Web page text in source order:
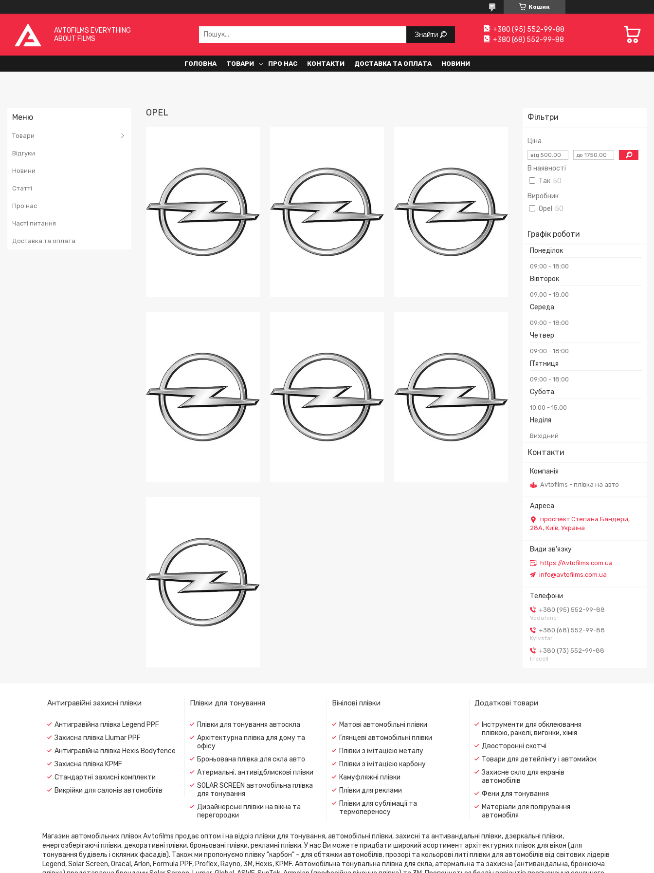
Кошик
AVTOFILMS EVERYTHING
ABOUT FILMS
Знайти
+380 (95) 552-99-88
+380 (68) 552-99-88
ГОЛОВНА ТОВАРИ ПРО НАС КОНТАКТИ ДОСТАВКА ТА ОПЛАТА НОВИНИ
Товари
Відгуки
Новини
Статті
Про нас
Часті питання
Доставка та оплата
Фільтри
Ціна
В наявності
Так 50
Виробник
Opel 50
Графік роботи
Понеділок
09:00 18:00
Вівторок
09:00 18:00
Середа
09:00 18:00
Четвер
09:00 18:00
Пʼятниця
09:00 18:00
Субота
10:00 15:00
Неділя
Вихідний
Контакти
Avtofilms - плівка на авто
проспект Степана Бандери,
28А, Київ, Україна
https://Avtofilms.com.ua
info@avtofilms.com.ua
+380 (95) 552-99-88
Vodafone
+380 (68) 552-99-88
Kyivstar
+380 (73) 552-99-88
lifecell
OPEL
Антигравійні захисні плівки
Антигравійна плівка Legend PPF
Захисна плівка Llumar PPF
Антигравійна плівка Hexis Bodyfence
Захисна плівка KPMF
Стандартні захисні комплекти
Викрійки для салонів автомобілів
Плівки для тонування
Плівки для тонування автоскла
Архітектурна плівка для дому та
офісу
Броньована плівка для скла авто
Атермальні, антивідблискові плівки
SOLAR SCREEN автомобільна плівка
для тонування
Дизайнерські плівки на вікна та
перегородки
Вінілові плівки
Матові автомобільні плівки
Глянцеві автомобільні плівки
Плівки з імітацією металу
Плівки з імітацією карбону
Камуфляжні плівки
Плівки для реклами
Плівки для сублімації та
термопереносу
Додаткові товари
Інструменти для обклеювання
плівкою, ракелі, вигонки, хімія
Двосторонні скотчі
Товари для детейлінгу і автомийок
Захисне скло для екранів
автомобілів
Фени для тонування
Матеріали для полірування
автомобіля
Магазин автомобільних плівок Avtofilms продає оптом і на відріз плівки для тонування, автомобільні плівки, захисні та антивандальні плівки, дзеркальні плівки,
енергозберігаючі плівки, декоративні плівки, броньовані плівки, рекламні плівки. У нас Ви можете придбати широкий асортимент архітектурних плівок для вікон (для
тонування будівель і скляних фасадів). Також ми пропонуємо плівку "карбон" - для обтяжки автомобілів, прозорі та кольорові литі плівки для автомобілів від світових лідерів
Legend, Solar Screen, Oracal, Arlon, Formula PPF, Proflex, Rayno, 3М, Hexis, KPMF. Автомобільна тонувальна плівка для скла, атермальна та захисна (антивандальна, бронююча